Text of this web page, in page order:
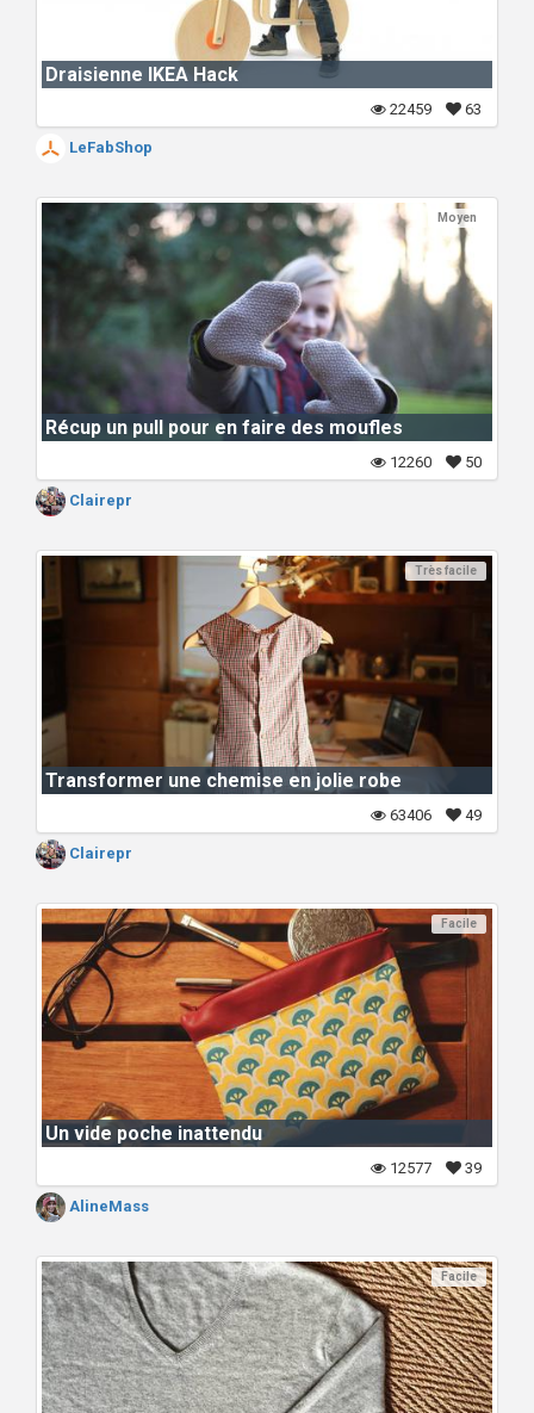
Draisienne IKEA Hack
63
22459
LeFabShop
Moyen
Récup un pull pour en faire des moufles
50
12260
Clairepr
Très facile
Transformer une chemise en jolie robe
49
63406
Clairepr
Facile
Un vide poche inattendu
39
12577
AlineMass
Facile